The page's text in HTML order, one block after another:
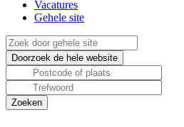
Vacatures
Gehele site